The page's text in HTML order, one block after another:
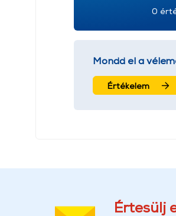
0
Mondd el a
Értékelem
Értesülj